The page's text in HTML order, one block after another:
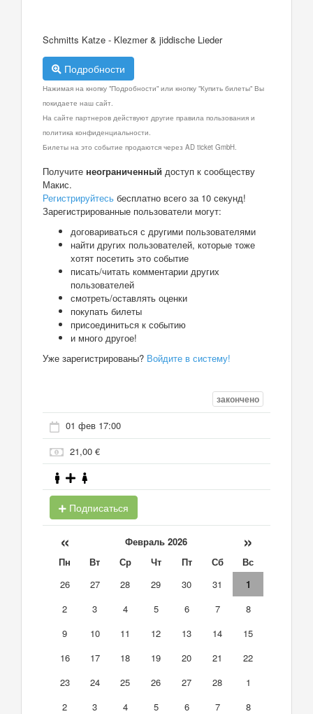
Schmitts Katze - Klezmer & jiddische Lieder
Подробности
Нажимая на кнопку "Подробности" или кнопку "Купить билеты" Вы
покидаете наш сайт.
На сайте партнеров действуют другие правила пользования и
политика конфиденциальности.
Билеты на это событие продаются через AD ticket GmbH.
Получите неограниченный доступ к сообществу
Макис.
Регистрируйтесь бесплатно всего за 10 секунд!
Зарегистрированные пользователи могут:
договариваться с другими пользователями
найти других пользователей, которые тоже
хотят посетить это событие
писать/читать комментарии других
пользователей
смотреть/оставлять оценки
покупать билеты
присоединиться к событию
и много другое!
Уже зарегистрированы? Войдите в систему!
закончено
01 фев 17:00
21,00 €
Подписаться
« Февраль 2026 »
Пн Вт Ср Чт Пт Сб
Вс
26
27 28 29 30 31
1
2
3 4 5 6 7
8
9
10 11 12 13 14
15
16
17 18 19 20 21
22
23
24 25 26 27 28
1
2
3 4 5 6 7 8